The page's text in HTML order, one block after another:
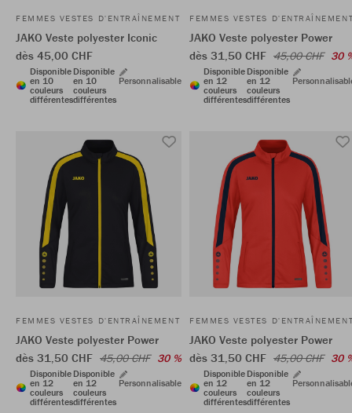
FEMMES VESTES D'ENTRAÎNEMENT
JAKO Veste polyester Iconic
dès 45,00 CHF
Disponible
en 10
couleurs
différentes
Disponible
en 10
couleurs
différentes
Personnalisable
FEMMES VESTES
JAKO Veste polyester Power
dès 31,50 CHF 45,00 CHF 30
Disponible
en 12
couleurs
différentes
Disponible
en 12
couleurs
différentes
FEMMES VESTES D'ENTRAÎNEMENT
JAKO Veste polyester Power
dès 31,50 CHF 45,00 CHF 30 %
Disponible
en 12
couleurs
différentes
Disponible
en 12
couleurs
différentes
Personnalisable
FEMMES VESTES
JAKO Veste polyester Power
dès 31,50 CHF 45,00 CHF 30
Disponible
en 12
couleurs
différentes
Disponible
en 12
couleurs
différentes